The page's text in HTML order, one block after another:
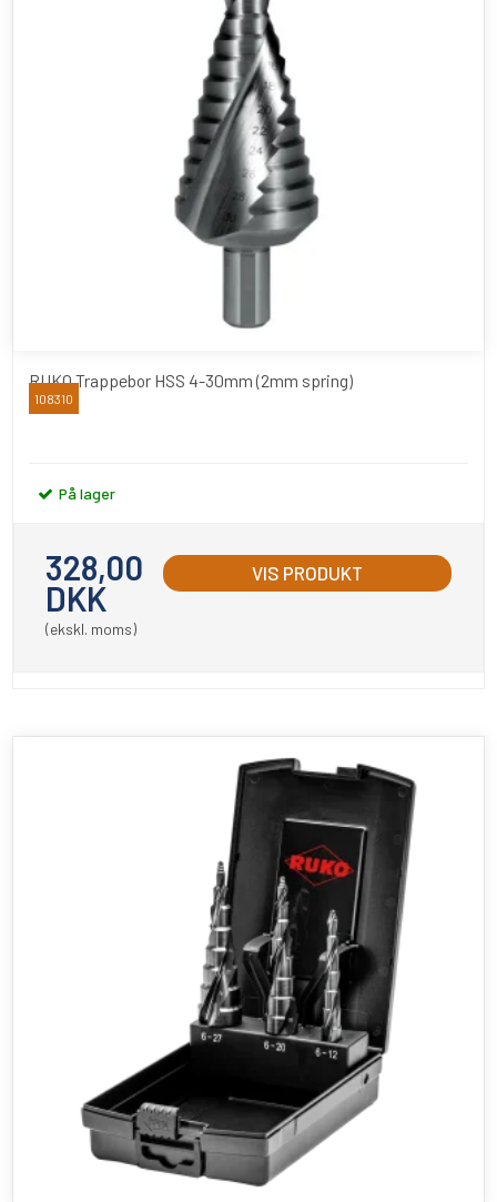
RUKO Trappebor HSS 4-30mm (2mm spring)
RUKO
108310
På lager
328,00
DKK
(ekskl. moms)
VIS PRODUKT